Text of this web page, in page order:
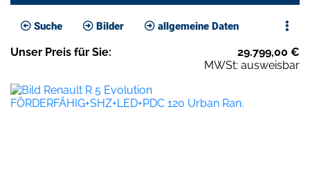
Suche Bilder allgemeine Daten
Unser Preis für Sie: 29.799,00 €
MWSt: ausweisbar